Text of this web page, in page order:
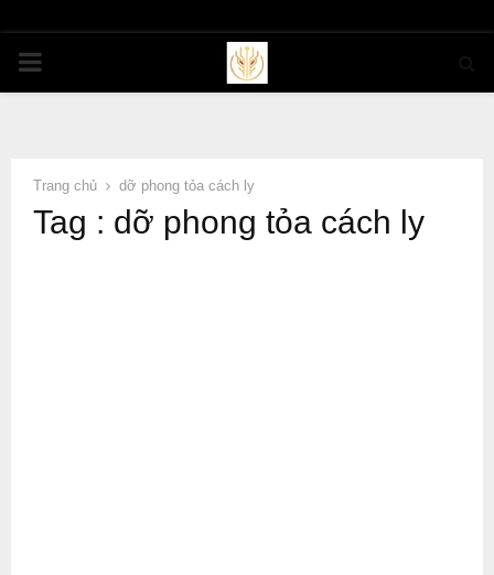
PRIMARY
Trang chủ dỡ phong tỏa cách ly
Tag : dỡ phong tỏa cách ly